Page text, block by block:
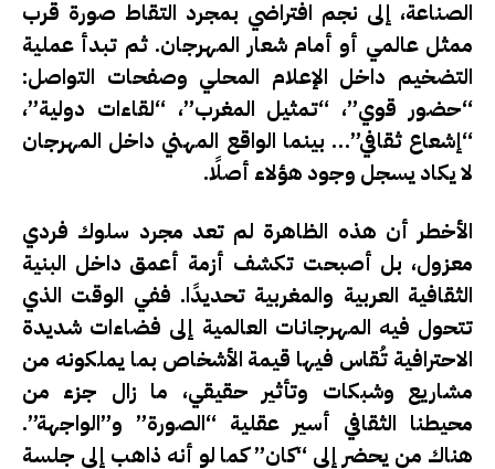
الصناعة، إلى نجم افتراضي بمجرد التقاط صورة قرب
ممثل عالمي أو أمام شعار المهرجان. ثم تبدأ عملية
التضخيم داخل الإعلام المحلي وصفحات التواصل:
“حضور قوي”، “تمثيل المغرب”، “لقاءات دولية”،
“إشعاع ثقافي”… بينما الواقع المهني داخل المهرجان
لا يكاد يسجل وجود هؤلاء أصلًا.
الأخطر أن هذه الظاهرة لم تعد مجرد سلوك فردي
معزول، بل أصبحت تكشف أزمة أعمق داخل البنية
الثقافية العربية والمغربية تحديدًا. ففي الوقت الذي
تتحول فيه المهرجانات العالمية إلى فضاءات شديدة
الاحترافية تُقاس فيها قيمة الأشخاص بما يملكونه من
مشاريع وشبكات وتأثير حقيقي، ما زال جزء من
محيطنا الثقافي أسير عقلية “الصورة” و”الواجهة”.
هناك من يحضر إلى “كان” كما لو أنه ذاهب إلى جلسة